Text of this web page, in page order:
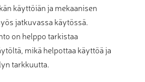
käyttöiän ja mekaanisen
jatkuvassa käytössä.
on helppo tarkistaa
mikä helpottaa käyttöä ja
tarkkuutta.